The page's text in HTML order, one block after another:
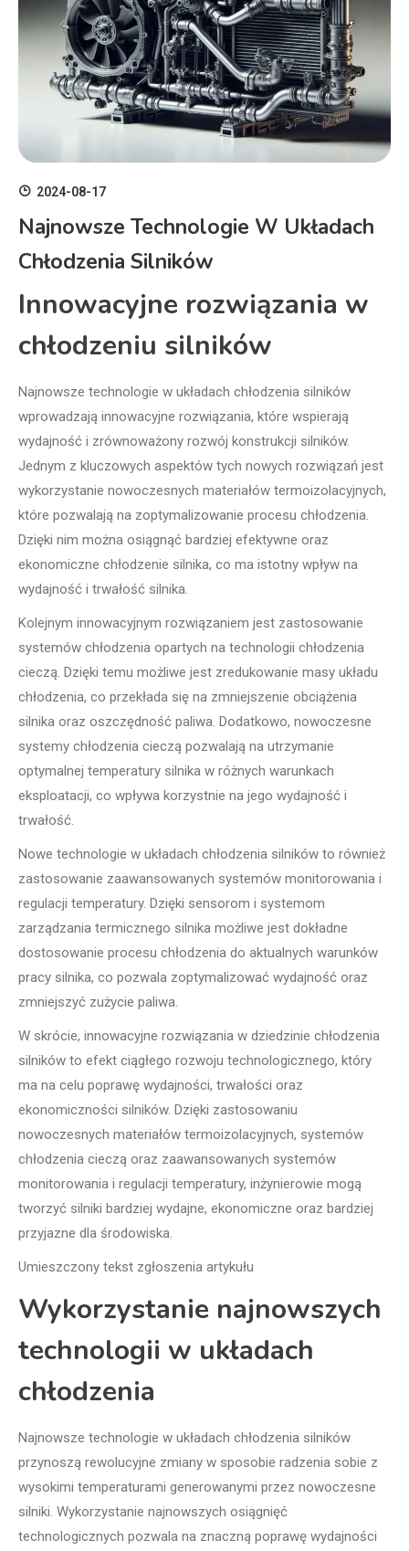
2024-08-17
Najnowsze Technologie W Układach
Chłodzenia Silników
Innowacyjne rozwiązania w
chłodzeniu silników
Najnowsze technologie w układach chłodzenia silników
wprowadzają innowacyjne rozwiązania, które wspierają
wydajność i zrównoważony rozwój konstrukcji silników.
Jednym z kluczowych aspektów tych nowych rozwiązań jest
wykorzystanie nowoczesnych materiałów termoizolacyjnych,
które pozwalają na zoptymalizowanie procesu chłodzenia.
Dzięki nim można osiągnąć bardziej efektywne oraz
ekonomiczne chłodzenie silnika, co ma istotny wpływ na
wydajność i trwałość silnika.
Kolejnym innowacyjnym rozwiązaniem jest zastosowanie
systemów chłodzenia opartych na technologii chłodzenia
cieczą. Dzięki temu możliwe jest zredukowanie masy układu
chłodzenia, co przekłada się na zmniejszenie obciążenia
silnika oraz oszczędność paliwa. Dodatkowo, nowoczesne
systemy chłodzenia cieczą pozwalają na utrzymanie
optymalnej temperatury silnika w różnych warunkach
eksploatacji, co wpływa korzystnie na jego wydajność i
trwałość.
Nowe technologie w układach chłodzenia silników to również
zastosowanie zaawansowanych systemów monitorowania i
regulacji temperatury. Dzięki sensorom i systemom
zarządzania termicznego silnika możliwe jest dokładne
dostosowanie procesu chłodzenia do aktualnych warunków
pracy silnika, co pozwala zoptymalizować wydajność oraz
zmniejszyć zużycie paliwa.
W skrócie, innowacyjne rozwiązania w dziedzinie chłodzenia
silników to efekt ciągłego rozwoju technologicznego, który
ma na celu poprawę wydajności, trwałości oraz
ekonomiczności silników. Dzięki zastosowaniu
nowoczesnych materiałów termoizolacyjnych, systemów
chłodzenia cieczą oraz zaawansowanych systemów
monitorowania i regulacji temperatury, inżynierowie mogą
tworzyć silniki bardziej wydajne, ekonomiczne oraz bardziej
przyjazne dla środowiska.
Umieszczony tekst zgłoszenia artykułu
Wykorzystanie najnowszych
technologii w układach
chłodzenia
Najnowsze technologie w układach chłodzenia silników
przynoszą rewolucyjne zmiany w sposobie radzenia sobie z
wysokimi temperaturami generowanymi przez nowoczesne
silniki. Wykorzystanie najnowszych osiągnięć
technologicznych pozwala na znaczną poprawę wydajności